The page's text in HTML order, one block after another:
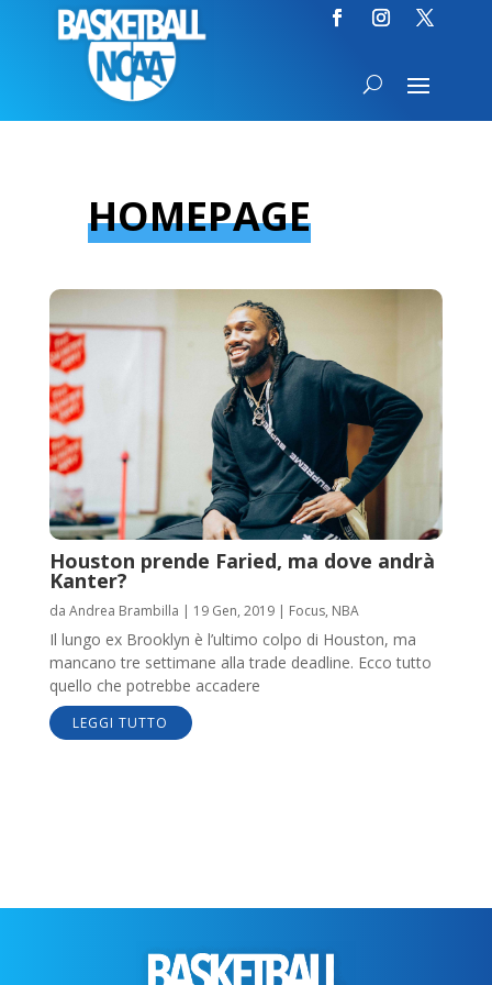
HOMEPAGE
Houston prende Faried, ma dove andrà
Kanter?
da Andrea Brambilla | 19 Gen, 2019| Focus, NBA
Il lungo ex Brooklyn è l’ultimo colpo di Houston, ma
mancano tre settimane alla trade deadline. Ecco tutto
quello che potrebbe accadere
LEGGI TUTTO